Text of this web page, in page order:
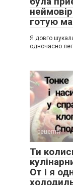
готую
Я довго
одночасно
рецепти
Ти
От і я